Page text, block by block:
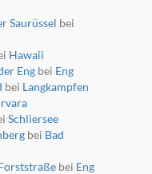
Saurüssel bei
Hawaii
Engbei Eng
bei Langkampfen
Schliersee
bei Bad
bei Eng